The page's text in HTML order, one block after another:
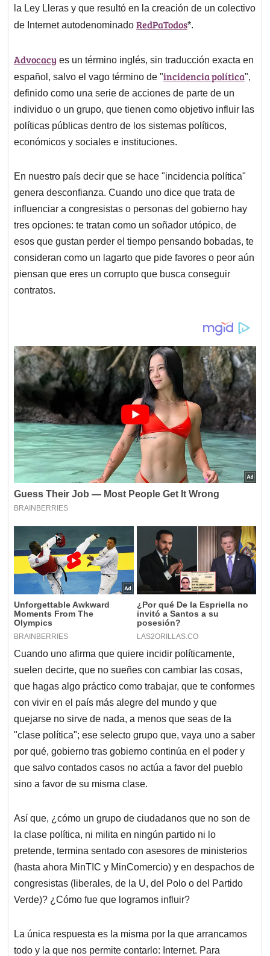
p k n
la Ley Lleras y que resultó en la creación de un colectivo
de Internet autodenominado RedPaTodos*.
Advocacy es un término inglés, sin traducción exacta en
español, salvo el vago término de "incidencia política",
definido como una serie de acciones de parte de un
individuo o un grupo, que tienen como objetivo influir las
políticas públicas dentro de los sistemas políticos,
económicos y sociales e instituciones.
En nuestro país decir que se hace "incidencia política"
genera desconfianza. Cuando uno dice que trata de
influenciar a congresistas o personas del gobierno hay
tres opciones: te tratan como un soñador utópico, de
esos que gustan perder el tiempo pensando bobadas, te
consideran como un lagarto que pide favores o peor aún
piensan que eres un corrupto que busca conseguir
contratos.
Cuando uno afirma que quiere incidir políticamente,
suelen decirte, que no sueñes con cambiar las cosas,
que hagas algo práctico como trabajar, que te conformes
con vivir en el país más alegre del mundo y que
quejarse no sirve de nada, a menos que seas de la
"clase política"; ese selecto grupo que, vaya uno a saber
por qué, gobierno tras gobierno continúa en el poder y
que salvo contados casos no actúa a favor del pueblo
sino a favor de su misma clase.
Así que, ¿cómo un grupo de ciudadanos que no son de
la clase política, ni milita en ningún partido ni lo
pretende, termina sentado con asesores de ministerios
(hasta ahora MinTIC y MinComercio) y en despachos de
congresistas (liberales, de la U, del Polo o del Partido
Verde)? ¿Cómo fue que logramos influir?
La única respuesta es la misma por la que arrancamos
todo y la que nos permite contarlo: Internet. Para